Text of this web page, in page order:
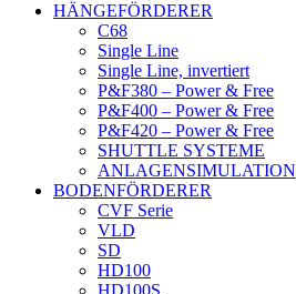
HÄNGEFÖRDERER
C68
Single Line
Single Line, invertiert
P&F380 – Power & Free
P&F400 – Power & Free
P&F420 – Power & Free
SHUTTLE SYSTEME
ANLAGENSIMULATION
BODENFÖRDERER
CVF Serie
VLD
SD
HD100
HD100S